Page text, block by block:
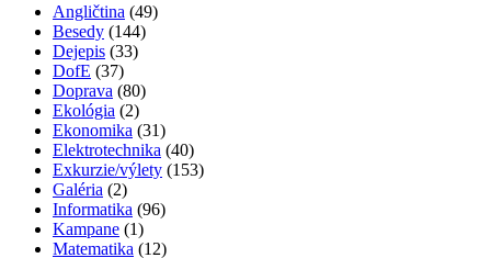
Angličtina (49)
Besedy (144)
Dejepis (33)
DofE (37)
Doprava (80)
Ekológia (2)
Ekonomika (31)
Elektrotechnika (40)
Exkurzie/výlety (153)
Galéria (2)
Informatika (96)
Kampane (1)
Matematika (12)